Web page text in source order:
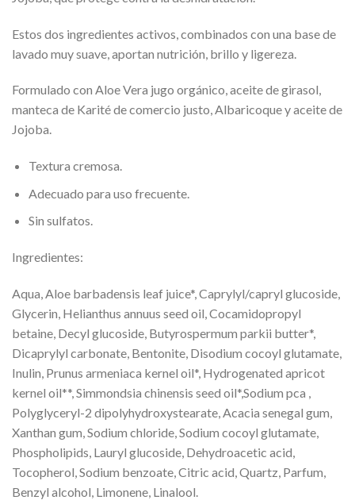
Estos dos ingredientes activos, combinados con una base de
lavado muy suave, aportan nutrición, brillo y ligereza.
Formulado con Aloe Vera jugo orgánico, aceite de girasol,
manteca de Karité de comercio justo, Albaricoque y aceite de
Jojoba.
Textura cremosa.
Adecuado para uso frecuente.
Sin sulfatos.
Ingredientes:
Aqua, Aloe barbadensis leaf juice*, Caprylyl/capryl glucoside,
Glycerin, Helianthus annuus seed oil, Cocamidopropyl
betaine, Decyl glucoside, Butyrospermum parkii butter*,
Dicaprylyl carbonate, Bentonite, Disodium cocoyl glutamate,
Inulin, Prunus armeniaca kernel oil*, Hydrogenated apricot
kernel oil**, Simmondsia chinensis seed oil*,Sodium pca ,
Polyglyceryl-2 dipolyhydroxystearate, Acacia senegal gum,
Xanthan gum, Sodium chloride, Sodium cocoyl glutamate,
Phospholipids, Lauryl glucoside, Dehydroacetic acid,
Tocopherol, Sodium benzoate, Citric acid, Quartz, Parfum,
Benzyl alcohol, Limonene, Linalool.